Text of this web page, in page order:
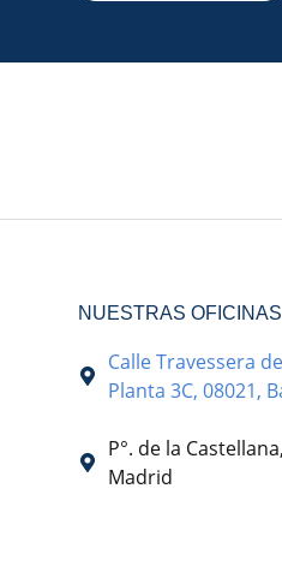
NUESTRAS OFICINAS
Calle Travessera
Planta 3C, 08021,
P°. de la
Madrid